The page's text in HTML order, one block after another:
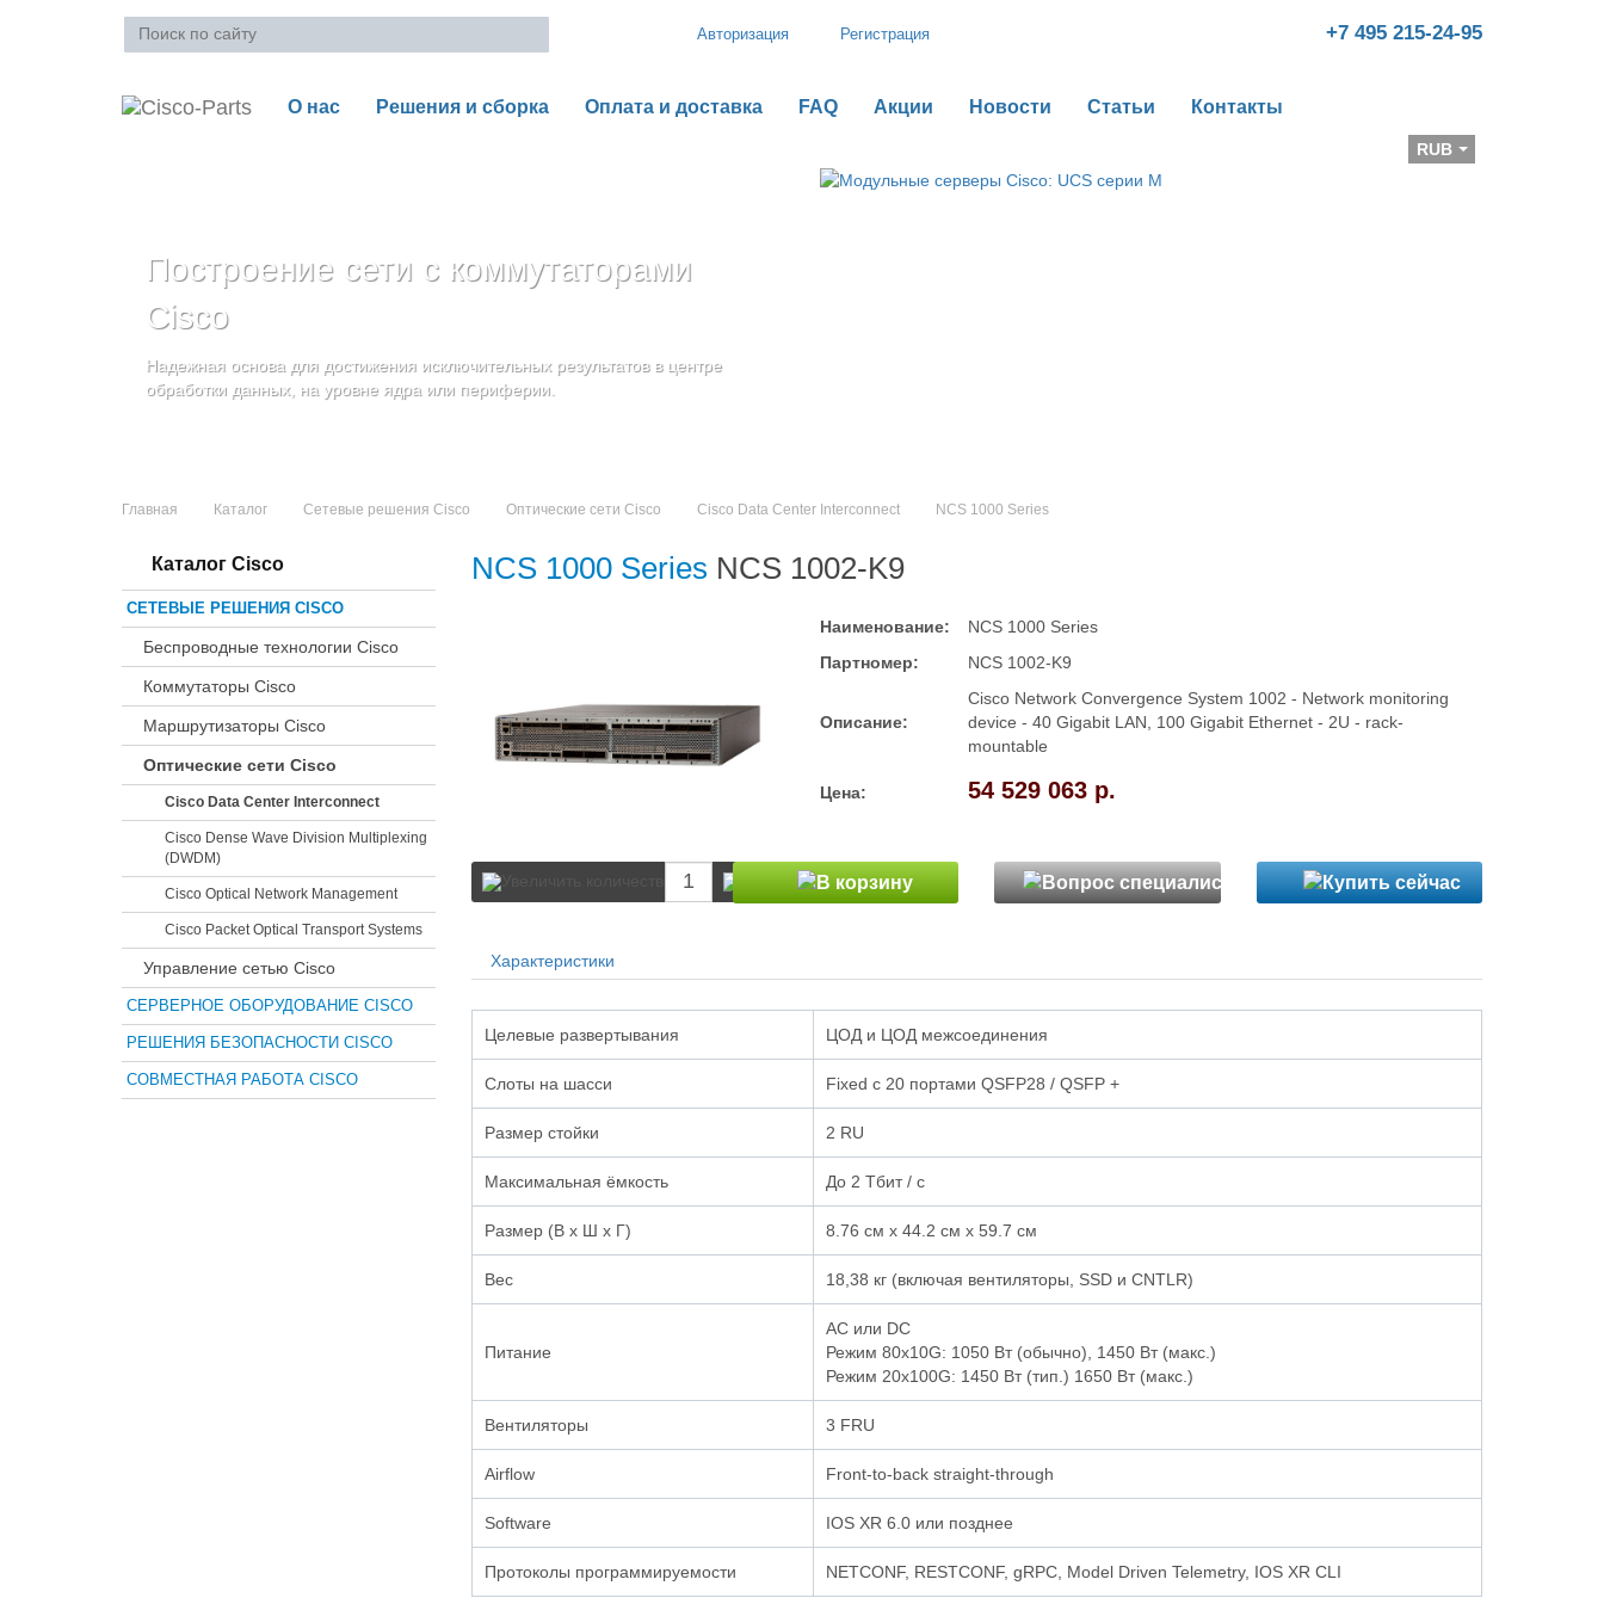
Авторизация Регистрация +7 495 215-24-95
О нас Решения и сборка Оплата и доставка FAQ Акции Новости Статьи Контакты
RUB
Построение сети с коммутаторами
Cisco
Надежная основа для достижения исключительных результатов в центре
обработки данных, на уровне ядра или периферии.
Стоечные серверы Cisco UCS серии C
и повышение адаптивности Вашего бизнеса
Блейд-серверы: UCS серии B
и дополнительные компоненты
Увеличьте производительность сервера с помощью гибкой,
масштабируемой архитектуры
Главная Каталог Сетевые решения Cisco Оптические сети Cisco Cisco Data Center Interconnect NCS 1000 Series
Каталог Cisco
СЕТЕВЫЕ РЕШЕНИЯ CISCO
Беспроводные технологии Cisco
Коммутаторы Cisco
Маршрутизаторы Cisco
Оптические сети Cisco
Cisco Data Center Interconnect
Cisco Dense Wave Division Multiplexing
(DWDM)
Cisco Optical Network Management
Cisco Packet Optical Transport Systems
Управление сетью Cisco
СЕРВЕРНОЕ ОБОРУДОВАНИЕ CISCO
РЕШЕНИЯ БЕЗОПАСНОСТИ CISCO
СОВМЕСТНАЯ РАБОТА CISCO
NCS 1000 Series NCS 1002-K9
Наименование:
NCS 1000 Series
Партномер:
NCS 1002-K9
Описание:
Cisco Network Convergence System 1002 - Network monitoring
device - 40 Gigabit LAN, 100 Gigabit Ethernet - 2U - rack-
mountable
Цена: 54 529 063 р.
Характеристики
Целевые развертывания ЦОД и ЦОД межсоединения
Слоты на шасси Fixed с 20 портами QSFP28 / QSFP +
Размер стойки 2 RU
Максимальная ёмкость До 2 Тбит / с
Размер (В х Ш х Г) 8.76 см x 44.2 см x 59.7 см
Вес 18,38 кг (включая вентиляторы, SSD и CNTLR)
Питание
AC или DC
Режим 80x10G: 1050 Вт (обычно), 1450 Вт (макс.)
Режим 20x100G: 1450 Вт (тип.) 1650 Вт (макс.)
Вентиляторы 3 FRU
Airflow Front-to-back straight-through
Software IOS XR 6.0 или позднее
Протоколы программируемости NETCONF, RESTCONF, gRPC, Model Driven Telemetry, IOS XR CLI